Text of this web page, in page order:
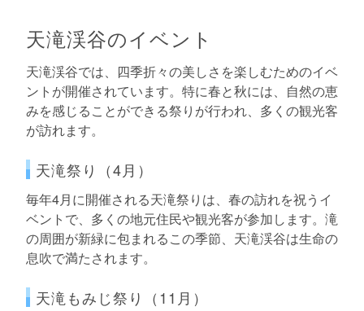
天滝渓谷のイベント
天滝渓谷では、四季折々の美しさを楽しむためのイベ
ントが開催されています。特に春と秋には、自然の恵
みを感じることができる祭りが行われ、多くの観光客
が訪れます。
天滝祭り（4月）
毎年4月に開催される天滝祭りは、春の訪れを祝うイ
ベントで、多くの地元住民や観光客が参加します。滝
の周囲が新緑に包まれるこの季節、天滝渓谷は生命の
息吹で満たされます。
天滝もみじ祭り（11月）